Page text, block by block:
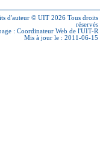
d'auteur © UIT 2026 Tous droits
réservés
: Coordinateur Web de l'UIT-R
Mis à jour le : 2011-06-15